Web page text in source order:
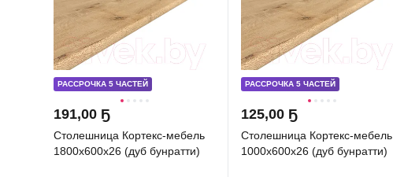
РАССРОЧКА 5 ЧАСТЕЙ
191,00 Ҕ
Столешница Кортекс-мебель
1800x600x26 (дуб бунратти)
РАССРОЧКА 5 ЧАСТЕЙ
125,00 Ҕ
Столешница Кортекс-мебель
1000x600x26 (дуб бунратти)